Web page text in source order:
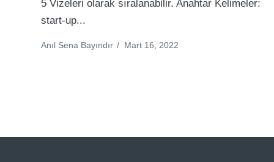
5 Vizeleri olarak sıralanabilir. Anahtar Kelimeler:
start-up...
Anıl Sena Bayındır / Mart 16, 2022